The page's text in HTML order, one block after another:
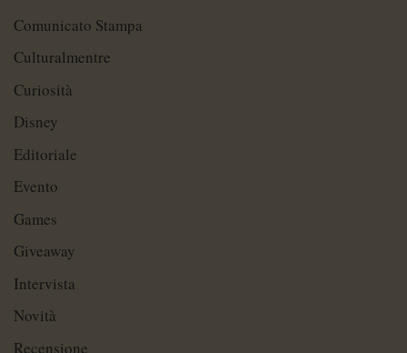
Comunicato Stampa
Culturalmentre
Curiosità
Disney
Editoriale
Evento
Games
Giveaway
Intervista
Novità
Recensione